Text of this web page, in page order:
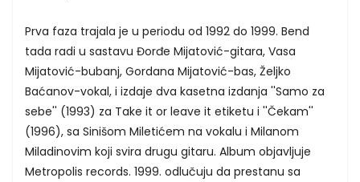
Prva faza trajala je u periodu od 1992 do 1999. Bend
tada radi u sastavu Đorđe Mijatović-gitara, Vasa
Mijatović-bubanj, Gordana Mijatović-bas, Željko
Baćanov-vokal, i izdaje dva kasetna izdanja ''Samo za
sebe'' (1993) za Take it or leave it etiketu i ''Čekam''
(1996), sa Sinišom Miletićem na vokalu i Milanom
Miladinovim koji svira drugu gitaru. Album objavljuje
Metropolis records. 1999. odlučuju da prestanu sa